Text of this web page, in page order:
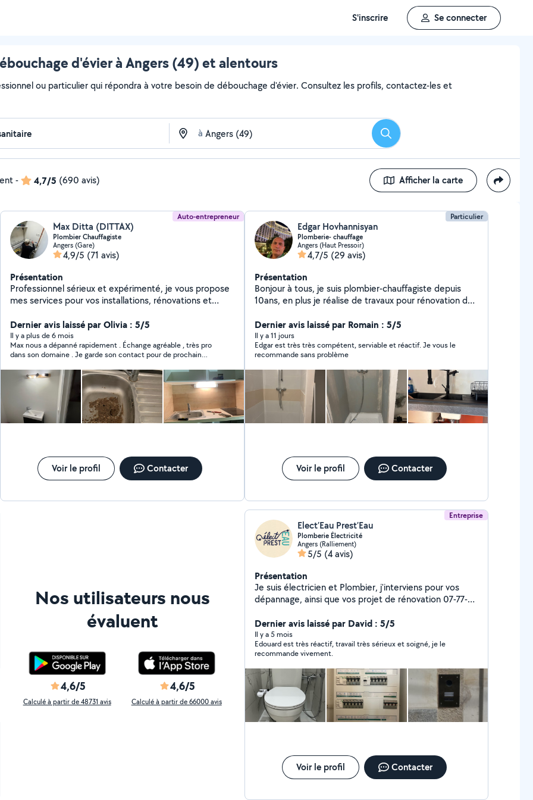
S'inscrire Se connecter
d'évier à Angers (49) et alentours
ou particulier qui répondra à votre besoin de débouchage d'évier. Consultez les profils, contactez-les et
à Rechercher
- 4,7/5 (690 avis) Afficher la carte
Auto-entrepreneur
Max Ditta (DITTAX)
Plombier Chauffagiste
Angers (Gare)
4,9/5 (71 avis)
Présentation
Professionnel sérieux et expérimenté, je vous propose
mes services pour vos installations, rénovations et
disponibilité garantie. Contactez-moi pour en discuter
ou obtenir un devis gratuit !
Dernier avis laissé par Olivia : 5/5
Il y a plus de 6 mois
Max nous a dépanné rapidement . Échange agréable , très pro
dans son domaine . Je garde son contact pour de prochain
Voir le profil Contacter
Particulier
Edgar Hovhannisyan
Plomberie- chauffage
Angers (Haut Pressoir)
4,7/5 (29 avis)
Présentation
Bonjour à tous, je suis plombier-chauffagiste depuis
10ans, en plus je réalise de travaux pour rénovation de
transformation de salle de bain normal au PMR.
Réparation de électroménager et montage de cuisines
aussi dans la liste de mes compétences. Cordialement
et à bientôt
Dernier avis laissé par Romain : 5/5
Il y a 11 jours
Edgar est très très compétent, serviable et réactif. Je vous le
recommande sans problème
Voir le profil Contacter
Nos utilisateurs nous
évaluent
4,6/5
Calculé à partir de 48731 avis
4,6/5
Calculé à partir de 66000 avis
Entreprise
Elect’Eau Prest’Eau
Plomberie Électricité
Angers (Ralliement)
5/5 (4 avis)
Présentation
Je suis électricien et Plombier, j'interviens pour vos
dépannage, ainsi que vos projet de rénovation 07-77-
Dernier avis laissé par David : 5/5
Il y a 5 mois
Edouard est très réactif, travail très sérieux et soigné, je le
recommande vivement.
Voir le profil Contacter